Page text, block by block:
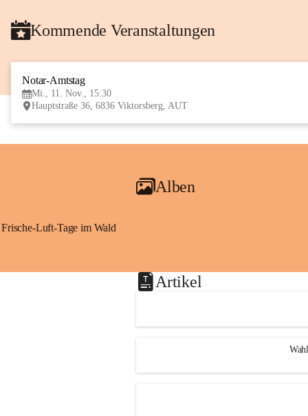
Kommende Veranstaltungen
Notar-Amtstag
Mi., 11. Nov., 15:30
Hauptstraße 36, 6836 Viktorsberg, AUT
Alben
Frische-Luft-Tage im Wald
Artikel